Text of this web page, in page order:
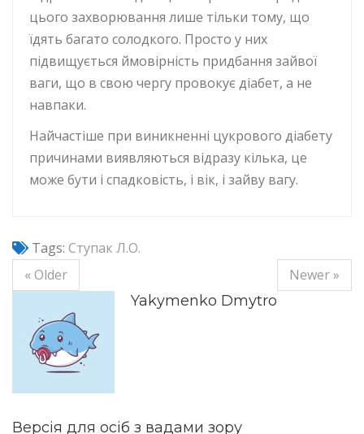
цього захворювання лише тільки тому, що
їдять багато солодкого. Просто у них
підвищується ймовірність придбання зайвої
ваги, що в свою чергу провокує діабет, а не
навпаки.
Найчастіше при виникненні цукрового діабету
причинами виявляються відразу кілька, це
може бути і спадковість, і вік, і зайву вагу.
Tags: Ступак Л.О.
« Older
Newer »
Yakymenko Dmytro
Версія для осіб з вадами зору